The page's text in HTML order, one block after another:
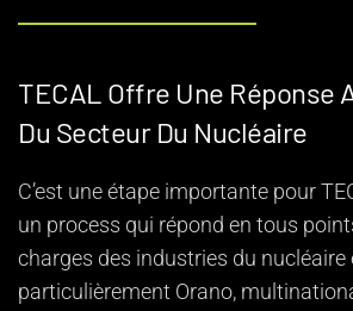
TECAL Offre Une Réponse
Du Secteur Du Nucléaire
C’est une étape importante pour
un process qui répond en tous
charges des industries du nucléaire
particulièrement Orano,